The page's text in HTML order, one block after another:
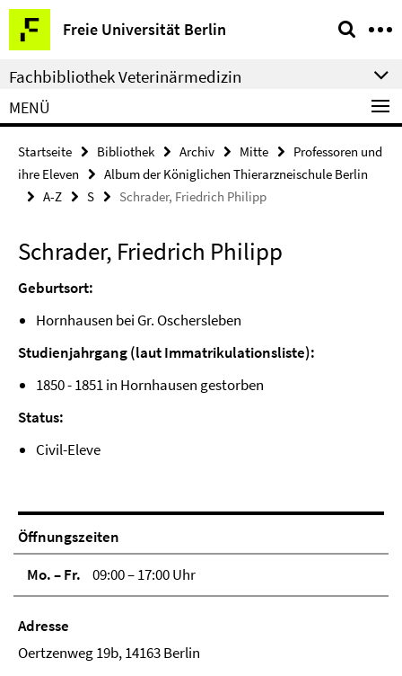
Springe
direkt
zu
Inhalt
Freie Universität Berlin
Service-
Navigation
Fachbibliothek Veterinärmedizin
MENÜ
Startseite Bibliothek Archiv Mitte
Professoren und
ihre Eleven
Album der Königlichen Thierarzneischule Berlin
A-Z
S Schrader, Friedrich Philipp
Schrader, Friedrich Philipp
Geburtsort:
Hornhausen bei Gr. Oschersleben
Studienjahrgang (laut Immatrikulationsliste):
1850 - 1851 in Hornhausen gestorben
Status:
Civil-Eleve
Öffnungszeiten
Mo. – Fr.
09:00 – 17:00 Uhr
Adresse
Oertzenweg 19b, 14163 Berlin